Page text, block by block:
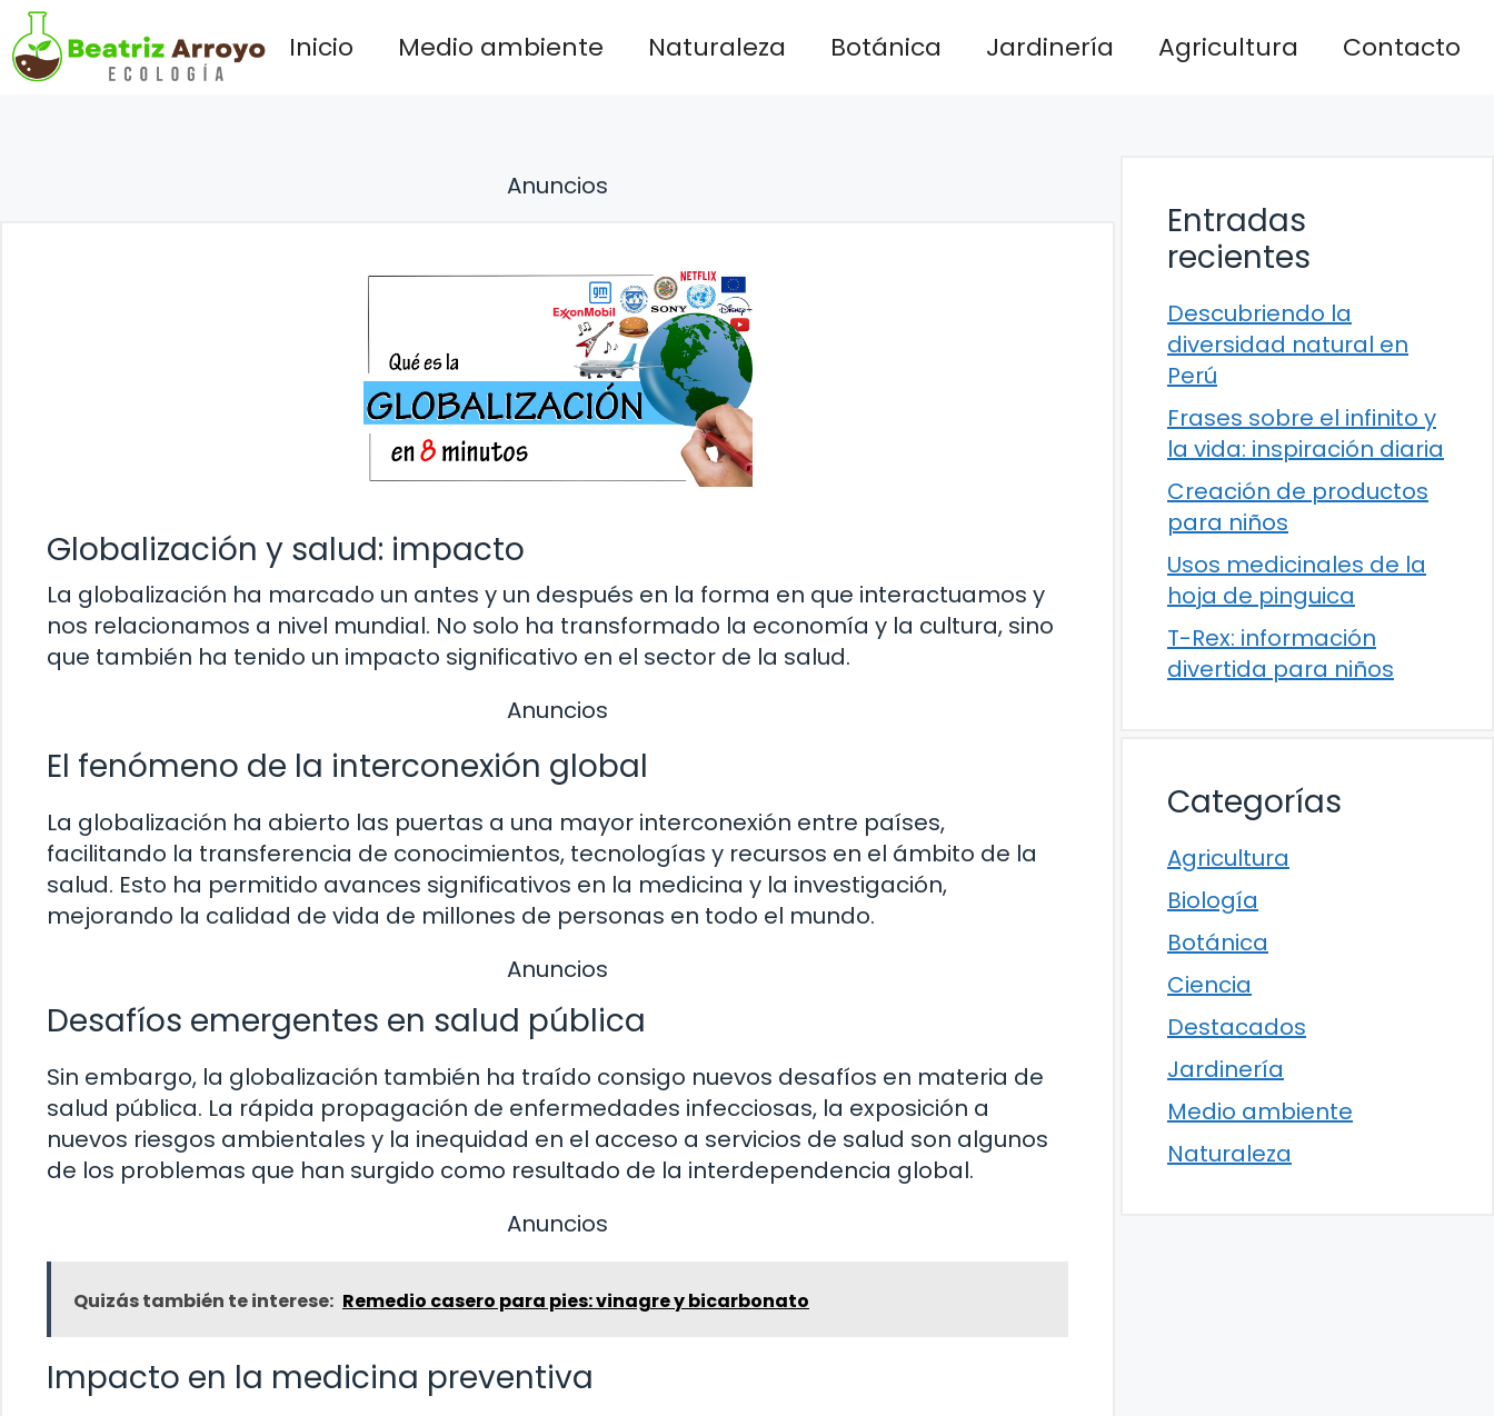
Saltar
al
contenido
Inicio Medio ambiente Naturaleza Botánica Jardinería Agricultura Contacto
Anuncios
Globalización y salud: impacto
La globalización ha marcado un antes y un después en la forma en que interactuamos y
nos relacionamos a nivel mundial. No solo ha transformado la economía y la cultura, sino
que también ha tenido un impacto significativo en el sector de la salud.
Anuncios
El fenómeno de la interconexión global
La globalización ha abierto las puertas a una mayor interconexión entre países,
facilitando la transferencia de conocimientos, tecnologías y recursos en el ámbito de la
salud. Esto ha permitido avances significativos en la medicina y la investigación,
mejorando la calidad de vida de millones de personas en todo el mundo.
Anuncios
Desafíos emergentes en salud pública
Sin embargo, la globalización también ha traído consigo nuevos desafíos en materia de
salud pública. La rápida propagación de enfermedades infecciosas, la exposición a
nuevos riesgos ambientales y la inequidad en el acceso a servicios de salud son algunos
de los problemas que han surgido como resultado de la interdependencia global.
Anuncios
Quizás también te interese: Remedio casero para pies: vinagre y bicarbonato
Impacto en la medicina preventiva
Entradas
recientes
Descubriendo la
diversidad natural en
Perú
Frases sobre el infinito y
la vida: inspiración diaria
Creación de productos
para niños
Usos medicinales de la
hoja de pinguica
T-Rex: información
divertida para niños
Categorías
Agricultura
Biología
Botánica
Ciencia
Destacados
Jardinería
Medio ambiente
Naturaleza